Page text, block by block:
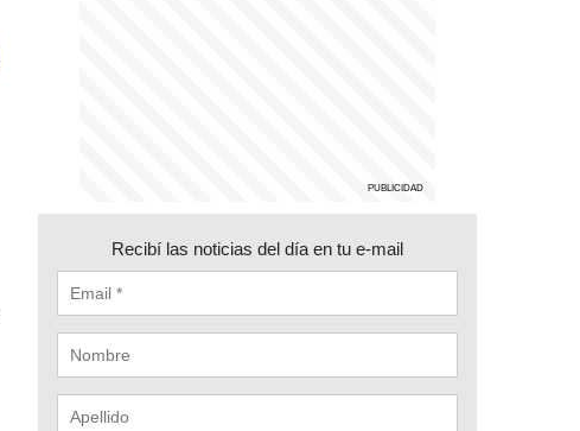
Recibí las noticias del día en tu e-mail